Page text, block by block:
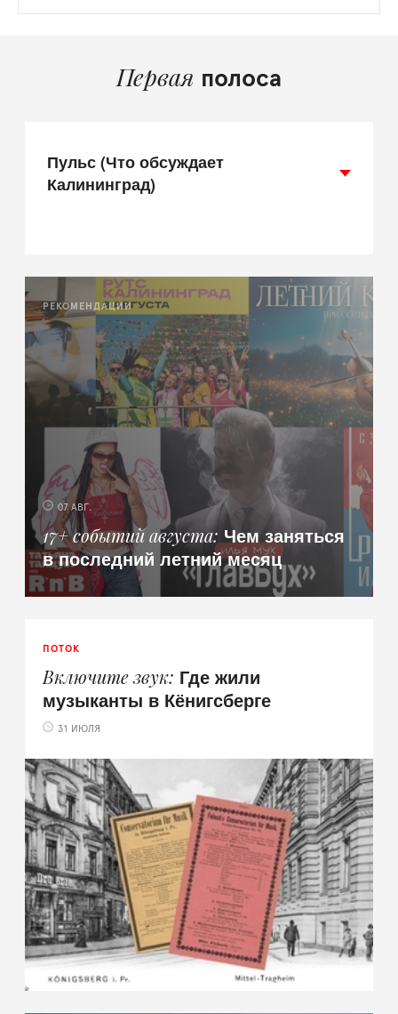
Первая полоса
РЕКОМЕНДАЦИИ
07 АВГ.
17+ событий августа Чем заняться
в последний летний месяц
ПОТОК
Включите звук Где жили
музыканты в Кёнигсберге
31 ИЮЛЯ
Пульс (Что обсуждает
Калининград)